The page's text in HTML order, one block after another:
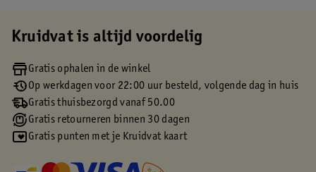
Kruidvat is altijd voordelig
Gratis ophalen in de winkel
Op werkdagen voor 22:00 uur besteld, volgende dag in huis
Gratis thuisbezorgd vanaf 50.00
Gratis retourneren binnen 30 dagen
Gratis punten met je Kruidvat kaart